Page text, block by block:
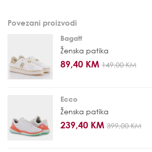
Povezani proizvodi
Bagatt
Ženska patika
89,40 KM 149,00 KM
Ecco
Ženska patika
239,40 KM 399,00 KM